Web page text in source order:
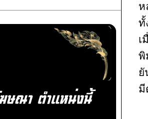
ห
ทั้
เ
พิ
ยั
มี